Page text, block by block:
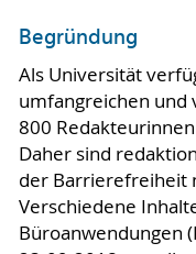
Begründung
Als Universität
umfangreichen und
800
Daher sind
der Barrierefreiheit
Verschiedene
Büroanwendungen